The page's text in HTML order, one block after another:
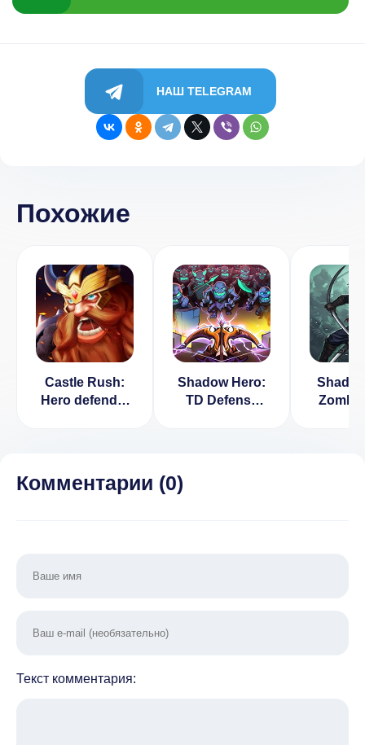
НАШ TELEGRAM
Похожие
Castle Rush:
Hero defender
Shadow Hero:
TD Defense
Комментарии (0)
Текст комментария: